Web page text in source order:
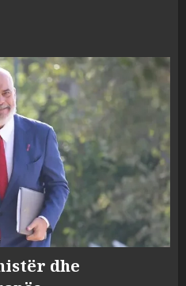
dhe